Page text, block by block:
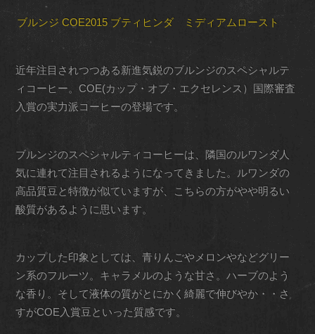
ブルンジ COE2015 ブティヒンダ ミディアムロースト
近年注目されつつある新進気鋭のブルンジのスペシャルテ
ィコーヒー。COE(カップ・オブ・エクセレンス）国際審査
入賞の実力派コーヒーの登場です。
ブルンジのスペシャルティコーヒーは、隣国のルワンダ人
気に連れて注目されるようになってきました。ルワンダの
高品質豆と特徴が似ていますが、こちらの方がやや明るい
酸質があるように思います。
カップした印象としては、青りんごやメロンやなどグリー
ン系のフルーツ。キャラメルのような甘さ。ハーブのよう
な香り。そして液体の質がとにかく綺麗で伸びやか・・さ
すがCOE入賞豆といった質感です。